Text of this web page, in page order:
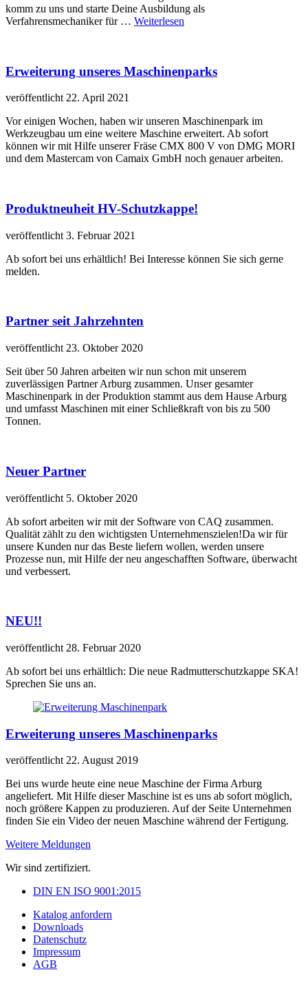
komm zu uns und starte Deine Ausbildung als
Verfahrensmechaniker für … Weiterlesen
Erweiterung unseres Maschinenparks
veröffentlicht 22. April 2021
Vor einigen Wochen, haben wir unseren Maschinenpark im
Werkzeugbau um eine weitere Maschine erweitert. Ab sofort
können wir mit Hilfe unserer Fräse CMX 800 V von DMG MORI
und dem Mastercam von Camaix GmbH noch genauer arbeiten.
Produktneuheit HV-Schutzkappe!
veröffentlicht 3. Februar 2021
Ab sofort bei uns erhältlich! Bei Interesse können Sie sich gerne
melden.
Partner seit Jahrzehnten
veröffentlicht 23. Oktober 2020
Seit über 50 Jahren arbeiten wir nun schon mit unserem
zuverlässigen Partner Arburg zusammen. Unser gesamter
Maschinenpark in der Produktion stammt aus dem Hause Arburg
und umfasst Maschinen mit einer Schließkraft von bis zu 500
Tonnen.
Neuer Partner
veröffentlicht 5. Oktober 2020
Ab sofort arbeiten wir mit der Software von CAQ zusammen.
Qualität zählt zu den wichtigsten Unternehmenszielen!Da wir für
unsere Kunden nur das Beste liefern wollen, werden unsere
Prozesse nun, mit Hilfe der neu angeschafften Software, überwacht
und verbessert.
NEU!!
veröffentlicht 28. Februar 2020
Ab sofort bei uns erhältlich: Die neue Radmutterschutzkappe SKA!
Sprechen Sie uns an.
Erweiterung unseres Maschinenparks
veröffentlicht 22. August 2019
Bei uns wurde heute eine neue Maschine der Firma Arburg
angeliefert. Mit Hilfe dieser Maschine ist es uns ab sofort möglich,
noch größere Kappen zu produzieren. Auf der Seite Unternehmen
finden Sie ein Video der neuen Maschine während der Fertigung.
Weitere Meldungen
Wir sind zertifiziert.
DIN EN ISO 9001:2015
Katalog anfordern
Downloads
Datenschutz
Impressum
AGB